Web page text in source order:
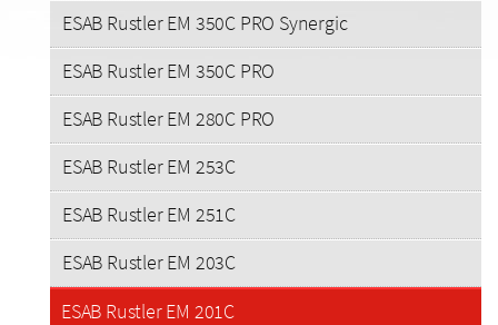
ESAB Rustler EM 350C PRO Synergic
ESAB Rustler EM 350C PRO
ESAB Rustler EM 280C PRO
ESAB Rustler EM 253C
ESAB Rustler EM 251C
ESAB Rustler EM 203C
ESAB Rustler EM 201C